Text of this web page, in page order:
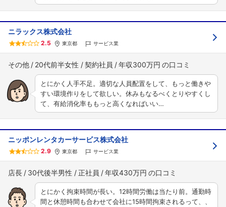
ニラックス株式会社
2.5 東京都 サービス業
その他 20代前半女性 契約社員 年収300万円
とにかく人手不足。適切な人員配置をして、もっと働きや
すい環境作りをして欲しい。休みもなるべくとりやすくし
て、有給消化率ももっと高くなればいい…
ニッポンレンタカーサービス株式会社
2.9 東京都 サービス業
店長 30代後半男性 正社員 年収430万円
とにかく拘束時間が長い。12時間労働は当たり前。通勤時
間と休憩時間も合わせて会社に15時間拘束されるって、、